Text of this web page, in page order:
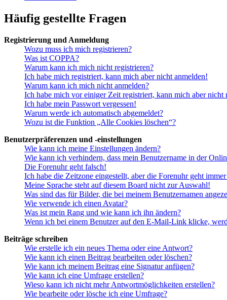
Häufig gestellte Fragen
Registrierung und Anmeldung
Wozu muss ich mich registrieren?
Was ist COPPA?
Warum kann ich mich nicht registrieren?
Ich habe mich registriert, kann mich aber nicht anmelden!
Warum kann ich mich nicht anmelden?
Ich habe mich vor einiger Zeit registriert, kann mich aber nicht
Ich habe mein Passwort vergessen!
Warum werde ich automatisch abgemeldet?
Wozu ist die Funktion „Alle Cookies löschen“?
Benutzerpräferenzen und -einstellungen
Wie kann ich meine Einstellungen ändern?
Wie kann ich verhindern, dass mein Benutzername in der
Die Forenuhr geht falsch!
Ich habe die Zeitzone eingestellt, aber die Forenuhr geht
Meine Sprache steht auf diesem Board nicht zur Auswahl!
Was sind das für Bilder, die bei meinem Benutzernamen
Wie verwende ich einen Avatar?
Was ist mein Rang und wie kann ich ihn ändern?
Wenn ich bei einem Benutzer auf den E-Mail-Link klicke,
Beiträge schreiben
Wie erstelle ich ein neues Thema oder eine Antwort?
Wie kann ich einen Beitrag bearbeiten oder löschen?
Wie kann ich meinem Beitrag eine Signatur anfügen?
Wie kann ich eine Umfrage erstellen?
Wieso kann ich nicht mehr Antwortmöglichkeiten erstellen?
Wie bearbeite oder lösche ich eine Umfrage?